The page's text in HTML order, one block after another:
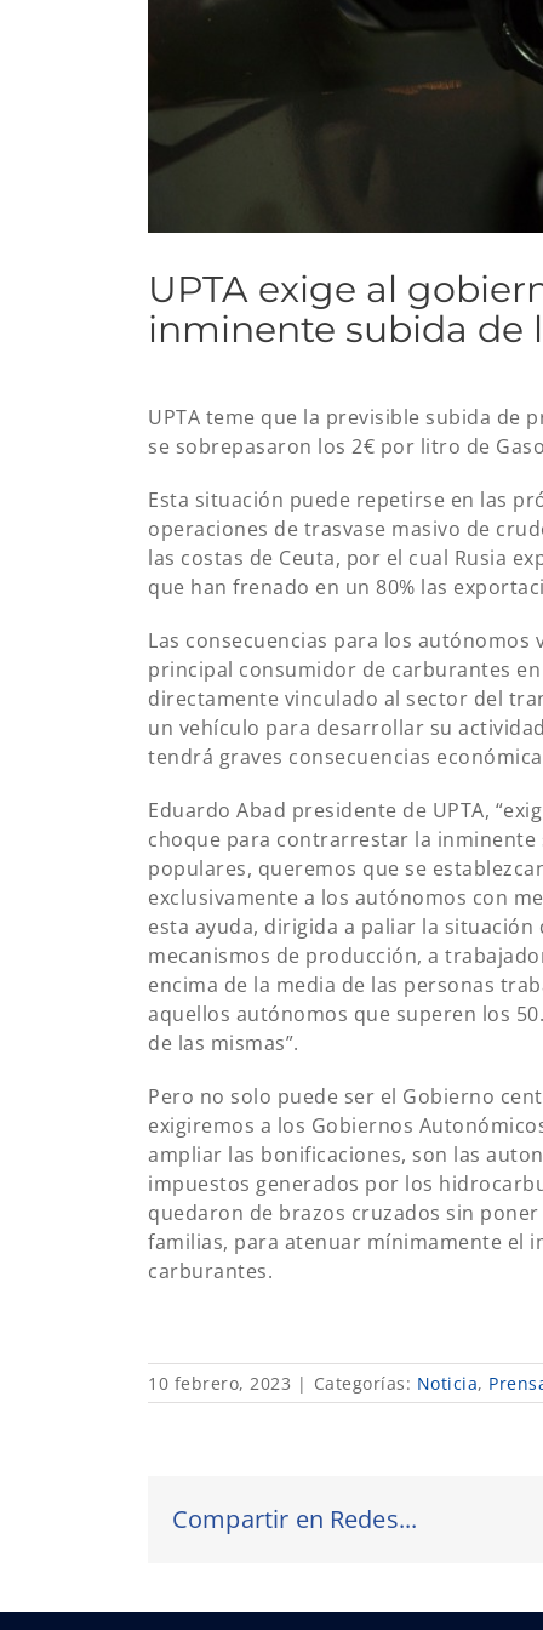
UPTA exige al
inminente subida de
UPTA teme que la previsible subida de
se sobrepasaron los 2€ por litro de
Esta situación puede repetirse en las
operaciones de trasvase masivo de
las costas de Ceuta, por el cual Rusia
que han frenado en un 80% las
Las consecuencias para los
principal consumidor de carburantes
directamente vinculado al sector del
un vehículo para desarrollar su
tendrá graves consecuencias
Eduardo Abad presidente de UPTA,
choque para contrarrestar la
populares, queremos que se
exclusivamente a los autónomos con
esta ayuda, dirigida a paliar la
mecanismos de producción, a
encima de la media de las personas
aquellos autónomos que superen los
de las mismas”.
Pero no solo puede ser el Gobierno
exigiremos a los Gobiernos
ampliar las bonificaciones, son las
impuestos generados por los
quedaron de brazos cruzados sin
familias, para atenuar mínimamente el
carburantes.
10 febrero, 2023 | Categorías: Noticia,
Compartir en Redes...